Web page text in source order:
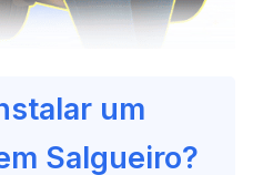
um
Salgueiro?